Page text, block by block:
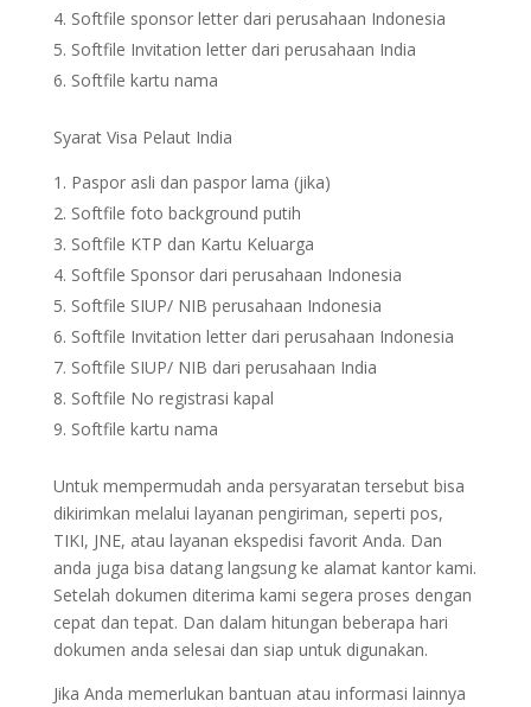
Softfile sponsor letter dari perusahaan Indonesia
Softfile Invitation letter dari perusahaan India
Softfile kartu nama
Syarat Visa Pelaut India
Paspor asli dan paspor lama (jika)
Softfile foto background putih
Softfile KTP dan Kartu Keluarga
Softfile Sponsor dari perusahaan Indonesia
Softfile SIUP/ NIB perusahaan Indonesia
Softfile Invitation letter dari perusahaan Indonesia
Softfile SIUP/ NIB dari perusahaan India
Softfile No registrasi kapal
Softfile kartu nama
Untuk mempermudah anda persyaratan tersebut bisa
dikirimkan melalui layanan pengiriman, seperti pos,
TIKI, JNE, atau layanan ekspedisi favorit Anda. Dan
anda juga bisa datang langsung ke alamat kantor kami.
Setelah dokumen diterima kami segera proses dengan
cepat dan tepat. Dan dalam hitungan beberapa hari
dokumen anda selesai dan siap untuk digunakan.
Jika Anda memerlukan bantuan atau informasi lainnya